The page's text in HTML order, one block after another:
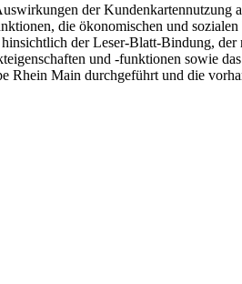
der
die ökonomischen und
der Leser-Blatt-Bindung,
und -funktionen sowie
Main durchgeführt und die